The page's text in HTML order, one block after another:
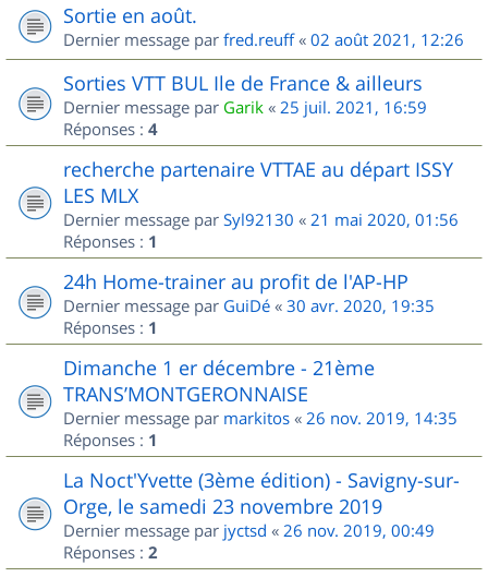
Sortie en août.
Dernier message par fred.reuff« 02 août 2021, 12:26
Sorties VTT BUL Ile de France & ailleurs
Dernier message par Garik « 25 juil. 2021, 16:59
Réponses : 4
recherche partenaire VTTAE au départ ISSY
LES MLX
Dernier message par Syl92130 « 21 mai 2020, 01:56
Réponses : 1
24h Home-trainer au profit de l'AP-HP
Dernier message par GuiDé « 30 avr. 2020, 19:35
Réponses : 1
Dimanche 1 er décembre - 21ème
TRANS’MONTGERONNAISE
Dernier message par markitos « 26 nov. 2019, 14:35
Réponses : 1
La Noct'Yvette (3ème édition) - Savigny-sur-
Orge, le samedi 23 novembre 2019
Dernier message par jyctsd « 26 nov. 2019, 00:49
Réponses : 2